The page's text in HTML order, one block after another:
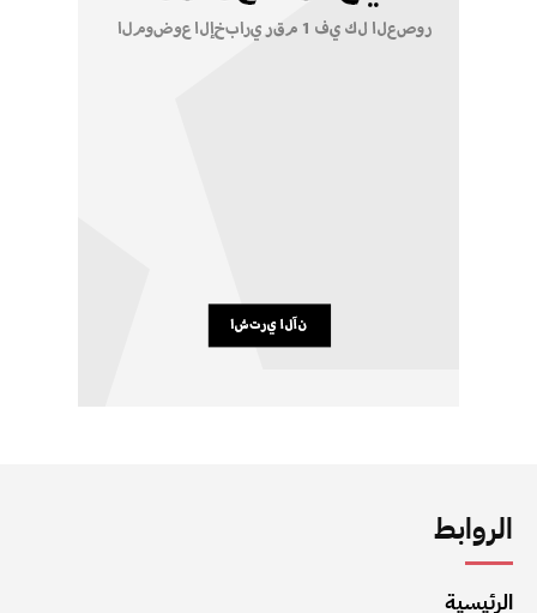
الروابط
الرئيسية